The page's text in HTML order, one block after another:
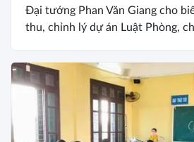
Đại tướng Phan Văn Giang cho
thu, chỉnh lý dự án Luật Phòng,